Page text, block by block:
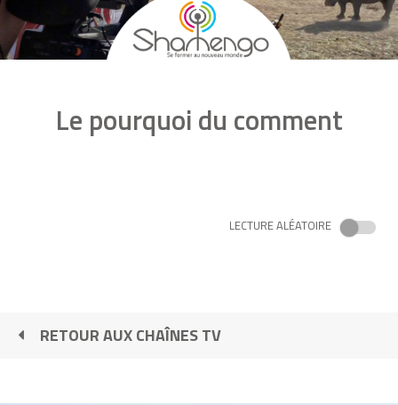
Le pourquoi du comment
LECTURE ALÉATOIRE
RETOUR AUX CHAÎNES TV